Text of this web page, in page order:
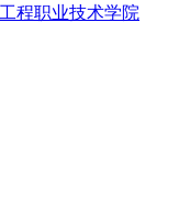
程职业技术学院